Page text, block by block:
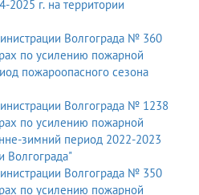
2025 г. на территории
Волгограда № 360
пожароопасного сезона
Волгограда № 1238
по усилению пожарной
зимний период 2022-2023
Волгограда"
Волгограда № 350